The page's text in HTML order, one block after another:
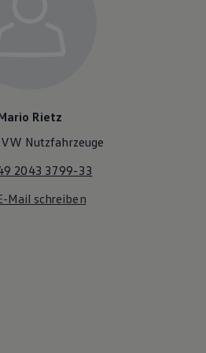
Rietz
Nutzfahrzeuge
2043 3799-33
Mail schreiben